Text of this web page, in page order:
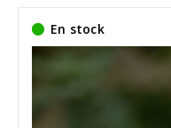
En stock